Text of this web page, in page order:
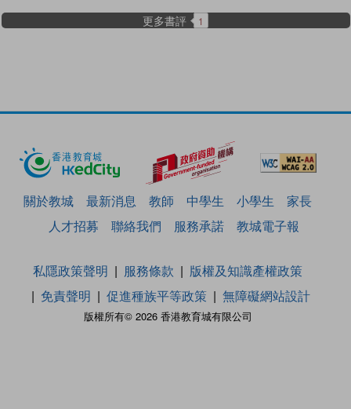
更多書評 1
關於教城 最新消息 教師 中學生 小學生
家長
人才招募
聯絡我們 服務承諾 教城電子報
版權所有© 2026 香港教育城有限公司
私隱政策聲明 服務條款
版權及知識產權政策
免責聲明
促進種族平等政策 無障礙網站設計